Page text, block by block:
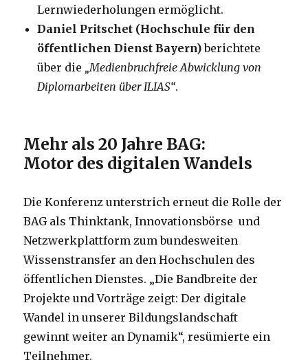
Lernwiederholungen ermöglicht.
Daniel Pritschet (Hochschule für den
öffentlichen Dienst Bayern)berichtete
über die „Medienbruchfreie Abwicklung von
Diplomarbeiten über ILIAS“.
Mehr als 20 Jahre BAG:
Motor des digitalen Wandels
Die Konferenz unterstrich erneut die Rolle der
BAG als Thinktank, Innovationsbörse und
Netzwerkplattform zum bundesweiten
Wissenstransfer an den Hochschulen des
öffentlichen Dienstes. „Die Bandbreite der
Projekte und Vorträge zeigt: Der digitale
Wandel in unserer Bildungslandschaft
gewinnt weiter an Dynamik“, resümierte ein
Teilnehmer.